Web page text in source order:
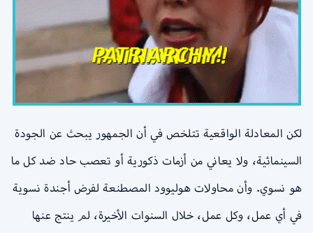
لكن المعادلة الواقعية تتلخص في أن الجمهور يبحث عن الجودة
السينمائية، ولا يعاني من أزمات ذكورية أو تعصب حاد ضد كل ما
هو نسوي. وأن محاولات هوليوود المصطنعة لفرض أجندة نسوية
في أي عمل، وكل عمل، خلال السنوات الأخيرة، لم ينتج عنها